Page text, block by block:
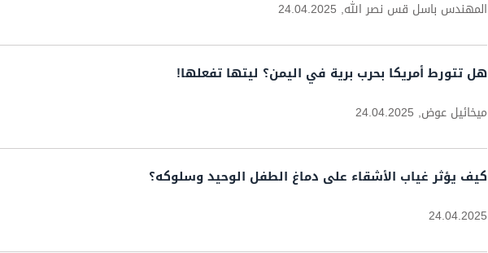
المهندس باسل قس نصر الله, 24.04.2025
هل تتورط أمريكا بحرب برية في اليمن؟ ليتها تفعلها!
ميخائيل عوض, 24.04.2025
كيف يؤثر غياب الأشقاء على دماغ الطفل الوحيد وسلوكه؟
24.04.2025